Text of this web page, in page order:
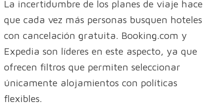
La incertidumbre de los planes de viaje hace
que cada vez más personas busquen hoteles
con cancelación gratuita. Booking.com y
Expedia son líderes en este aspecto, ya que
ofrecen filtros que permiten seleccionar
únicamente alojamientos con políticas
flexibles.